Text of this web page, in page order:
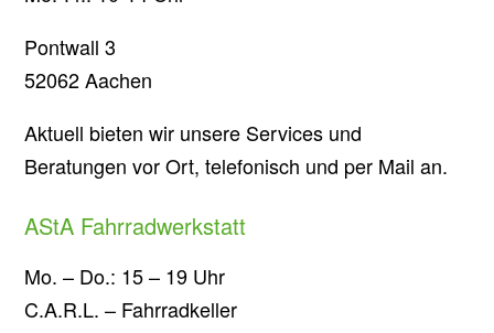
Pontwall 3
52062 Aachen
Aktuell bieten wir unsere Services und
Beratungen vor Ort, telefonisch und per Mail an.
AStA Fahrradwerkstatt
Mo. – Do.: 15 – 19 Uhr
C.A.R.L. – Fahrradkeller